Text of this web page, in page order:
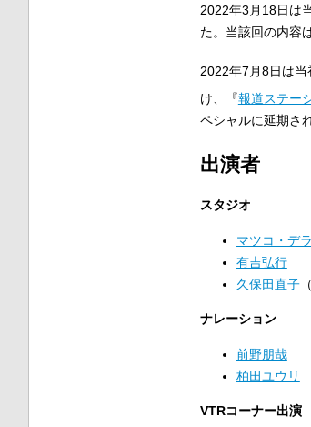
2022年3月18日は
た。当該回の内容
2022年7月8日は
け、『報道ステー
ペシャルに延期さ
出演者
スタジオ
マツコ・デ
有吉弘行
久保田直子（
ナレーション
前野朋哉
柏田ユウリ
VTRコーナー出演